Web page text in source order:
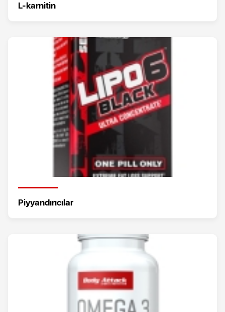
L-karnitin
Piyyandırıcılar